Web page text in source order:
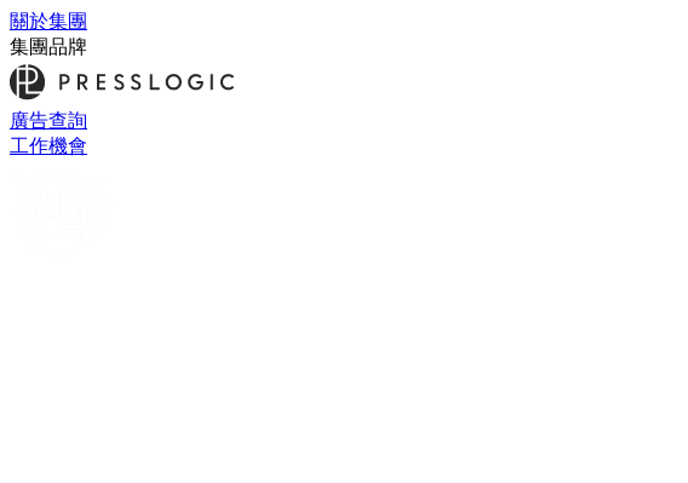
關於集團
集團品牌
廣告查詢
工作機會